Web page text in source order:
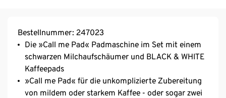
Bestellnummer: 247023
Die »Call me Pad« Padmaschine im Set mit einem
schwarzen Milchaufschäumer und BLACK & WHITE
Kaffeepads
»Call me Pad« für die unkomplizierte Zubereitung
von mildem oder starkem Kaffee - oder sogar zwei